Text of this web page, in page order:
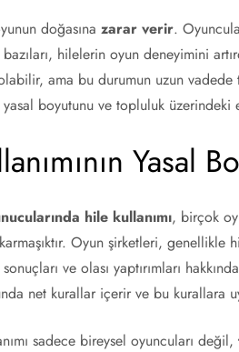
doğasınazarar verir.
hilelerin oyun deneyimini
ama bu durumun uzun
yasal boyutunu ve topluluk
Yasal
hile kullanımı, birçok
Oyun şirketleri, genellikle
ve olası yaptırımları
net kurallar içerir ve bu kurallara
sadece bireysel oyuncuları değil,